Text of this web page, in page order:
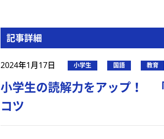
記事詳細
2024年1月17日 小学生 国語 教育
小学生の読解力をアップ！
コツ